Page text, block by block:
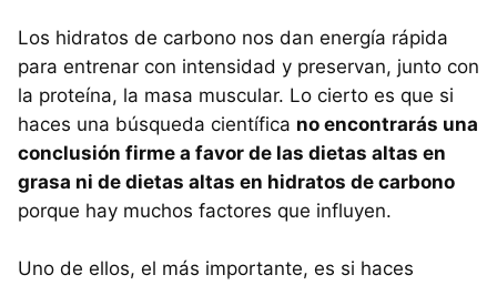
Los hidratos de carbono nos dan energía rápida
para entrenar con intensidad y preservan, junto con
la proteína, la masa muscular. Lo cierto es que si
haces una búsqueda científica no encontrarás una
conclusión firme a favor de las dietas altas en
grasa ni de dietas altas en hidratos de carbono
porque hay muchos factores que influyen.
Uno de ellos, el más importante, es si haces